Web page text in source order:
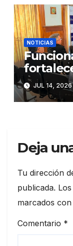
NOTICIAS
sobre
JUL 14, 2026
Deja
Tu dirección
publicada.
marcados con
Comentario *